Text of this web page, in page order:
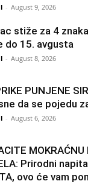
- August 9, 2026
stiže za 4
do 15. avgusta
- August 8, 2026
PUNJENE
da se pojedu
- August 6, 2026
MOKRAĆNU
Prirodni
ovo će vam